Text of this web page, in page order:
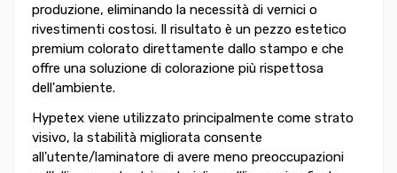
produzione, eliminando la necessità di vernici o
rivestimenti costosi. Il risultato è un pezzo estetico
premium colorato direttamente dallo stampo e che
offre una soluzione di colorazione più rispettosa
dell'ambiente.
Hypetex viene utilizzato principalmente come strato
visivo, la stabilità migliorata consente
all'utente/laminatore di avere meno preoccupazioni